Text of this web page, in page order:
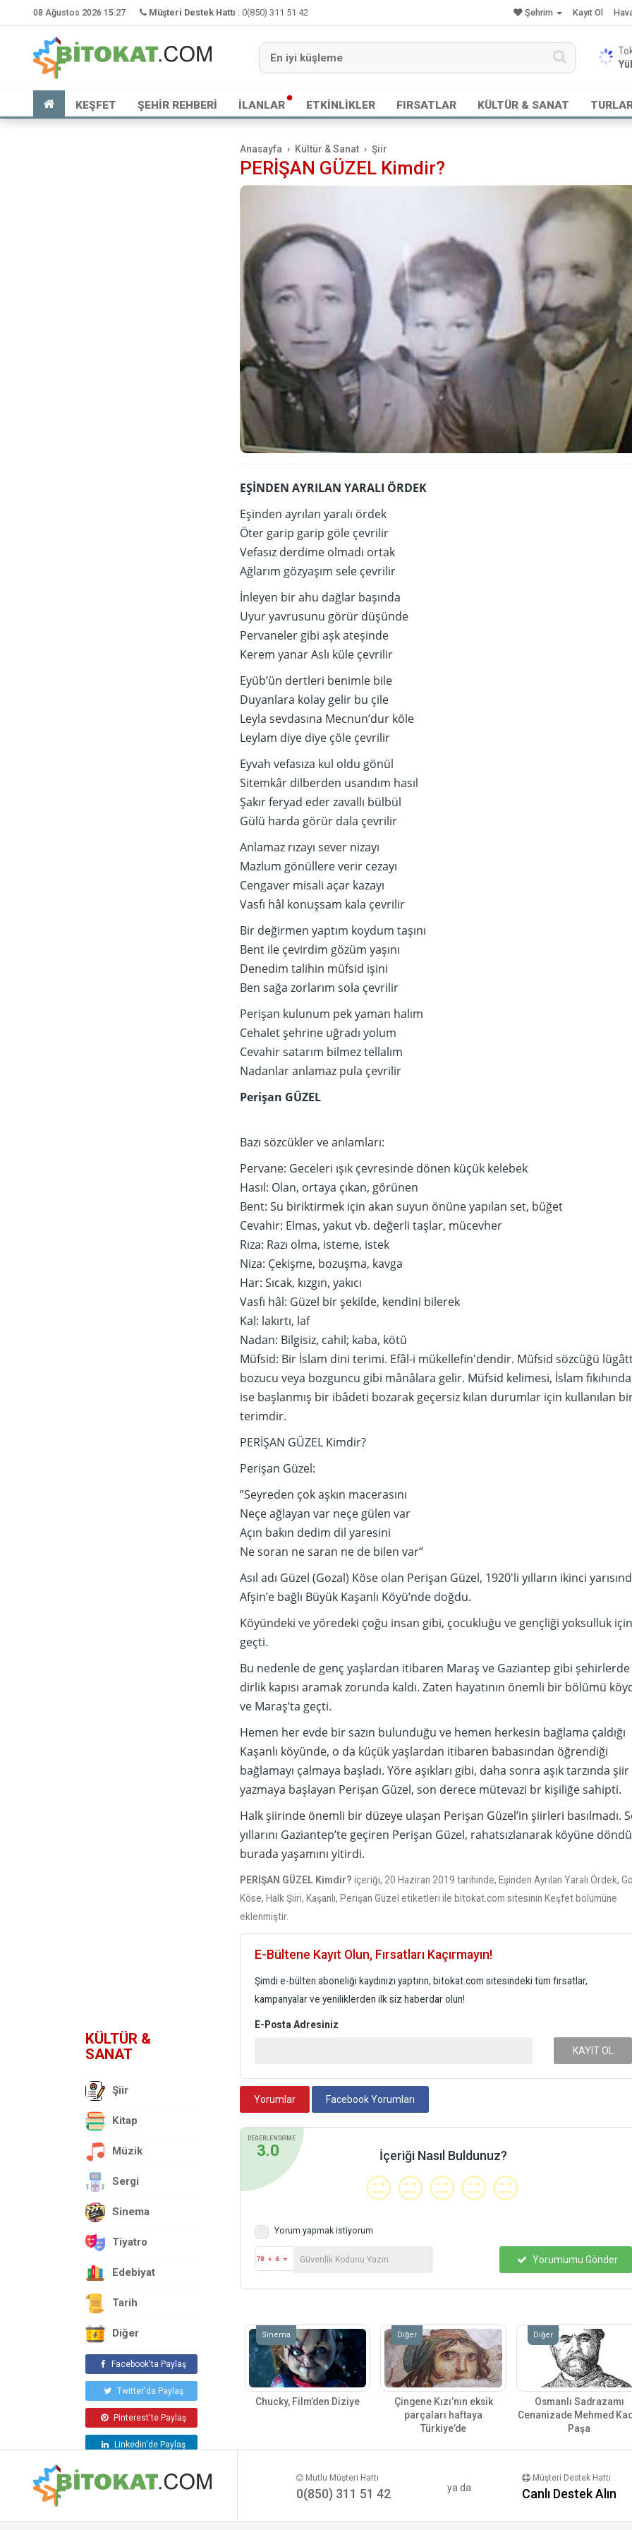
08 Ağustos 2026 15:27 Müşteri Destek Hattı :0(850) 311 51 42 Şehrim Kayıt Ol
KEŞFET ŞEHİR REHBERİ İLANLAR ETKİNLİKLER FIRSATLAR KÜLTÜR & SANAT
KÜLTÜR &
SANAT
Şiir
Kitap
Müzik
Sergi
Sinema
Tiyatro
Edebiyat
Tarih
Diğer
Facebook'ta Paylaş
Twitter'da Paylaş
Pinterest'te Paylaş
Linkedin'de Paylaş
Anasayfa Kültür & Sanat Şiir
PERİŞAN GÜZEL Kimdir?
EŞİNDEN AYRILAN YARALI ÖRDEK
Eşinden ayrılan yaralı ördek
Öter garip garip göle çevrilir
Vefasız derdime olmadı ortak
Ağlarım gözyaşım sele çevrilir
İnleyen bir ahu dağlar başında
Uyur yavrusunu görür düşünde
Pervaneler gibi aşk ateşinde
Kerem yanar Aslı küle çevrilir
Eyüb’ün dertleri benimle bile
Duyanlara kolay gelir bu çile
Leyla sevdasına Mecnun’dur köle
Leylam diye diye çöle çevrilir
Eyvah vefasıza kul oldu gönül
Sitemkâr dilberden usandım hasıl
Şakır feryad eder zavallı bülbül
Gülü harda görür dala çevrilir
Anlamaz rızayı sever nizayı
Mazlum gönüllere verir cezayı
Cengaver misali açar kazayı
Vasfı hâl konuşsam kala çevrilir
Bir değirmen yaptım koydum taşını
Bent ile çevirdim gözüm yaşını
Denedim talihin müfsid işini
Ben sağa zorlarım sola çevrilir
Perişan kulunum pek yaman halım
Cehalet şehrine uğradı yolum
Cevahir satarım bilmez tellalım
Nadanlar anlamaz pula çevrilir
Perişan GÜZEL
Bazı sözcükler ve anlamları:
Pervane: Geceleri ışık çevresinde dönen küçük kelebek
Hasıl: Olan, ortaya çıkan, görünen
Bent: Su biriktirmek için akan suyun önüne yapılan set, büğet
Cevahir: Elmas, yakut vb. değerli taşlar, mücevher
Rıza: Razı olma, isteme, istek
Niza: Çekişme, bozuşma, kavga
Har: Sıcak, kızgın, yakıcı
Vasfı hâl: Güzel bir şekilde, kendini bilerek
Kal: lakırtı, laf
Nadan: Bilgisiz, cahil; kaba, kötü
Müfsid: Bir İslam dini terimi. Efâl-i mükellefin'dendir. Müfsid sözcüğü
bozucu veya bozguncu gibi mânâlara gelir. Müfsid kelimesi, İslam fıkıhında
ise başlanmış bir ibâdeti bozarak geçersiz kılan durumlar için kullanılan
terimdir.
PERİŞAN GÜZEL Kimdir?
Perişan Güzel:
”Seyreden çok aşkın macerasını
Neçe ağlayan var neçe gülen var
Açın bakın dedim dil yaresini
Ne soran ne saran ne de bilen var”
Asıl adı Güzel (Gozal) Köse olan Perişan Güzel, 1920′li yılların ikinci
Afşin’e bağlı Büyük Kaşanlı Köyü’nde doğdu.
Köyündeki ve yöredeki çoğu insan gibi, çocukluğu ve gençliği yoksulluk
geçti.
Bu nedenle de genç yaşlardan itibaren Maraş ve Gaziantep gibi şehirlerde
dirlik kapısı aramak zorunda kaldı. Zaten hayatının önemli bir bölümü
ve Maraş’ta geçti.
Hemen her evde bir sazın bulunduğu ve hemen herkesin bağlama çaldığı
Kaşanlı köyünde, o da küçük yaşlardan itibaren babasından öğrendiği
bağlamayı çalmaya başladı. Yöre aşıkları gibi, daha sonra aşık tarzında
yazmaya başlayan Perişan Güzel, son derece mütevazi br kişiliğe sahipti.
Halk şiirinde önemli bir düzeye ulaşan Perişan Güzel’in şiirleri basılmadı.
yıllarını Gaziantep’te geçiren Perişan Güzel, rahatsızlanarak köyüne
burada yaşamını yitirdi.
PERİŞAN GÜZEL Kimdir? içeriği, 20 Haziran 2019 tarihinde, Eşinden Ayrılan Yaralı Ördek,
Köse, Halk Şiiri, Kaşanlı, Perişan Güzel etiketleri ile bitokat.com sitesinin Keşfet bölümüne
eklenmiştir.
E-Bültene Kayıt Olun, Fırsatları Kaçırmayın!
Şimdi e-bülten aboneliği kaydınızı yaptırın, bitokat.com sitesindeki tüm fırsatlar,
kampanyalar ve yeniliklerden ilk siz haberdar olun!
E-Posta Adresiniz
KAYIT OL
Yorumlar Facebook Yorumları
DEĞERLENDİRME
3.0 İçeriği Nasıl Buldunuz?
😐😐😐😐😐
Yorum yapmak istiyorum
Yorumumu Gönder
Sinema
Chucky, Film’den Diziye
Diğer
Çingene Kızı’nın eksik
parçaları haftaya
Türkiye’de
Diğer
Osmanlı Sadrazamı
Cenanizade Mehmed
Paşa
Mutlu Müşteri Hattı
0(850) 311 51 42 ya da
Müşteri Destek Hattı
Canlı Destek Alın